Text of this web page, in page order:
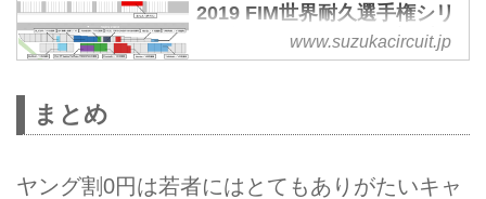
2019 FIM世界耐久選手権シリ
ーズ "コカ·コーラ" 鈴鹿8時間
耐久ロードレース
www.suzukacircuit.jp
まとめ
ヤング割0円は若者にはとてもありがたいキャ